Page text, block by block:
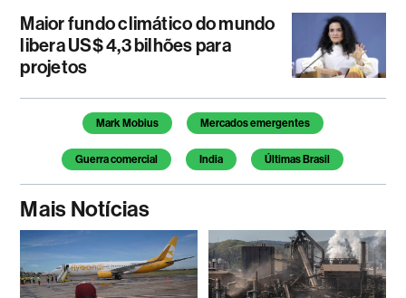
Maior fundo climático do mundo
libera US$ 4,3 bilhões para
projetos
Temas deste artigo
Mark Mobius Mercados emergentes
Guerra comercial India Últimas Brasil
Mais Notícias